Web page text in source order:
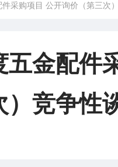
变更公告
询价采购
谈判采购
采购项目 公开询价（第三次
五金配件
）竞争性